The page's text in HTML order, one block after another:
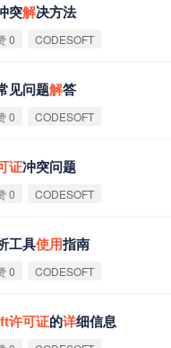
突解决方法
0 CODESOFT
见问题解答
0 CODESOFT
证冲突问题
0 CODESOFT
工具使用指南
0 CODESOFT
许可证的详细信息